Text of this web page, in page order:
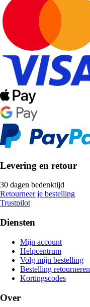
Levering en retour
30 dagen bedenktijd
Retourneer je bestelling
Trustpilot
Diensten
Mijn account
Helpcentrum
Volg mijn bestelling
Bestelling retourneren
Kortingscodes
Over